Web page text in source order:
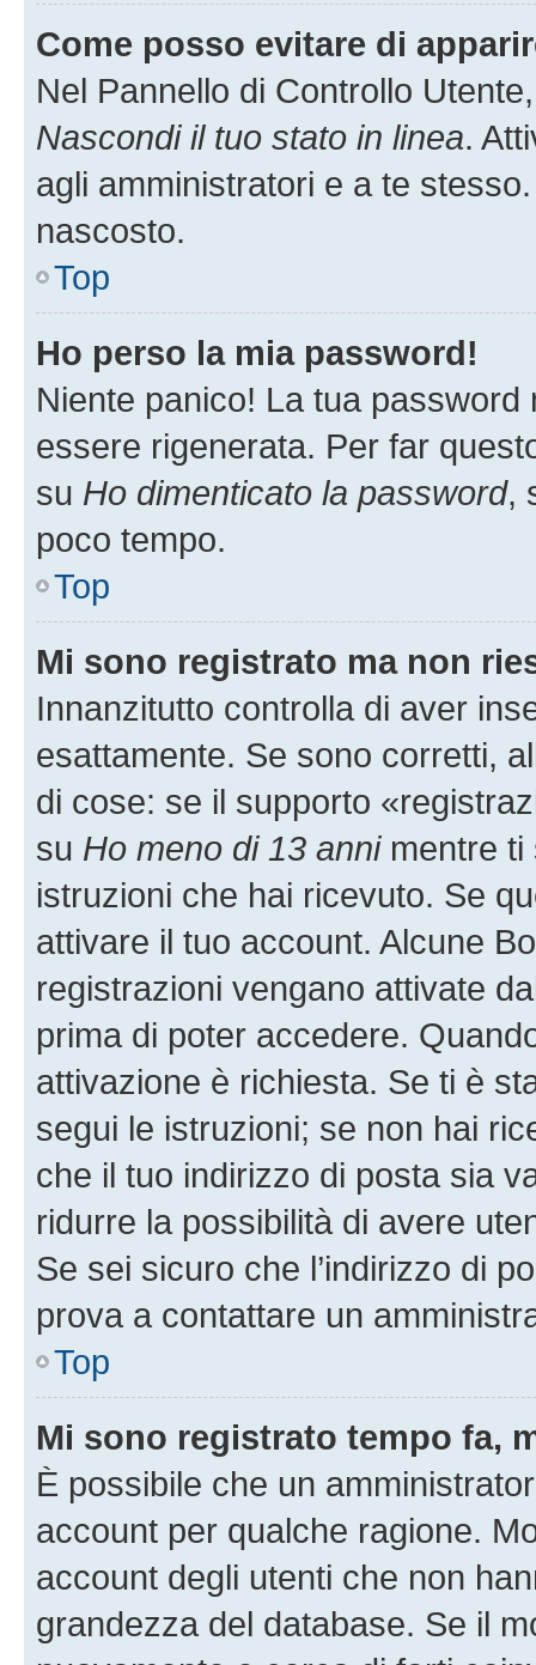
Come posso evitare di
Nel Pannello di Controllo
Nascondi il tuo stato in linea.
agli amministratori e a te
nascosto.
Top
Ho perso la mia password!
Niente panico! La tua
essere rigenerata. Per far
su Ho dimenticato la password,
poco tempo.
Top
Mi sono registrato ma non
Innanzitutto controlla di aver
esattamente. Se sono corretti,
di cose: se il supporto
su Ho meno di 13 annimentre ti
istruzioni che hai ricevuto. Se
attivare il tuo account. Alcune
registrazioni vengano attivate
prima di poter accedere.
attivazione è richiesta. Se ti è
segui le istruzioni; se non hai
che il tuo indirizzo di posta sia
ridurre la possibilità di avere
Se sei sicuro che l’indirizzo di
prova a contattare un
Top
Mi sono registrato tempo fa,
È possibile che un
account per qualche ragione.
account degli utenti che non
grandezza del database. Se il